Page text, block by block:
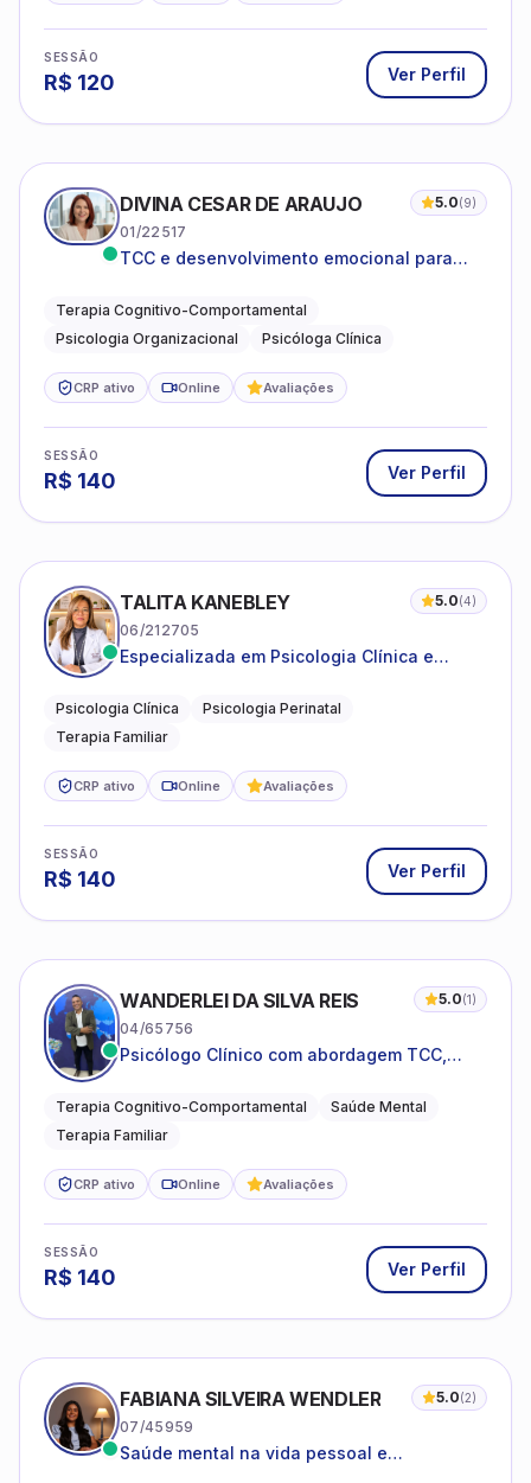
SESSÃO
R$ 120 Ver Perfil
DIVINA CESAR DE ARAUJO 5.0(9)
01/22517
TCC e desenvolvimento emocional para
Terapia Cognitivo-Comportamental
Psicologia Organizacional
Psicóloga Clínica
CRP ativo Online Avaliações
SESSÃO
R$ 140 Ver Perfil
TALITA KANEBLEY 5.0(4)
06/212705
Especializada em Psicologia Clínica e
famílias
Psicologia Clínica
Psicologia Perinatal
Terapia Familiar
CRP ativo Online Avaliações
SESSÃO
R$ 140 Ver Perfil
WANDERLEI DA SILVA REIS 5.0(1)
04/65756
Psicólogo Clínico com abordagem TCC,
sistêmica
Terapia Cognitivo-Comportamental
Saúde Mental
Terapia Familiar
CRP ativo Online Avaliações
SESSÃO
R$ 140 Ver Perfil
FABIANA SILVEIRA WENDLER 5.0(2)
07/45959
Saúde mental na vida pessoal e